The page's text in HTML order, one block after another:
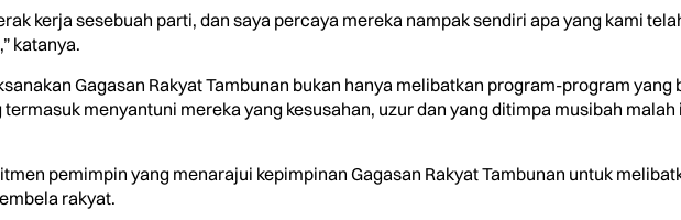
kerja sesebuah parti, dan saya percaya mereka nampak sendiri apa yang kami
katanya.
Gagasan Rakyat Tambunan bukan hanya melibatkan program-program yang
menyantuni mereka yang kesusahan, uzur dan yang ditimpa musibah malah
pemimpin yang menarajui kepimpinan Gagasan Rakyat Tambunan untuk
rakyat.